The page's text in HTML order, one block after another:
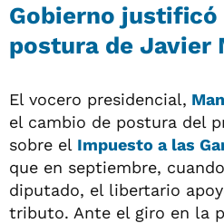
Gobierno justificó
postura de Javier
El vocero presidencial,
el cambio de postura del
sobre el Impuesto a las
que en septiembre,
diputado, el libertario
tributo. Ante el giro en la